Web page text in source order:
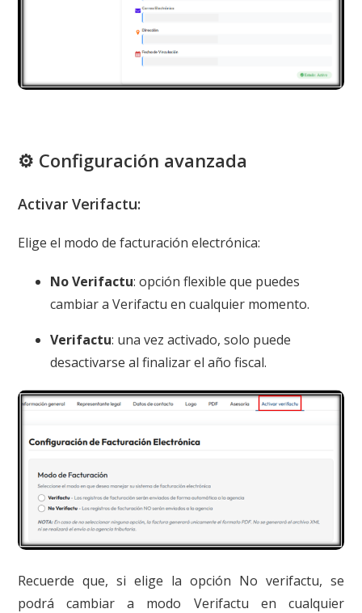
⚙️ Configuración avanzada
Activar Verifactu:
Elige el modo de facturación electrónica:
No Verifactu: opción flexible que puedes
cambiar a Verifactu en cualquier momento.
Verifactu: una vez activado, solo puede
desactivarse al finalizar el año fiscal.
Recuerde que, si elige la opción No verifactu, se
podrá cambiar a modo Verifactu en cualquier